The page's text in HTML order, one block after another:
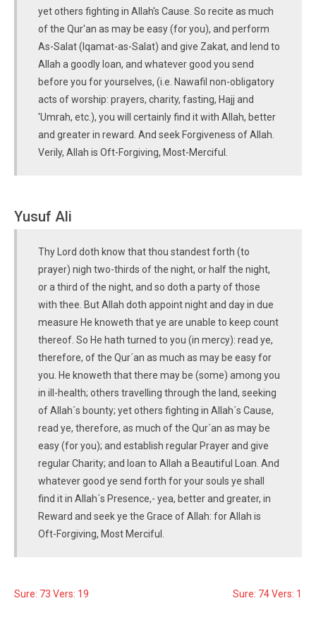
yet others fighting in Allah's Cause. So recite as much
of the Qur'an as may be easy (for you), and perform
As-Salat (Iqamat-as-Salat) and give Zakat, and lend to
Allah a goodly loan, and whatever good you send
before you for yourselves, (i.e. Nawafil non-obligatory
acts of worship: prayers, charity, fasting, Hajj and
'Umrah, etc.), you will certainly find it with Allah, better
and greater in reward. And seek Forgiveness of Allah.
Verily, Allah is Oft-Forgiving, Most-Merciful.
Yusuf Ali
Thy Lord doth know that thou standest forth (to
prayer) nigh two-thirds of the night, or half the night,
or a third of the night, and so doth a party of those
with thee. But Allah doth appoint night and day in due
measure He knoweth that ye are unable to keep count
thereof. So He hath turned to you (in mercy): read ye,
therefore, of the Qur´an as much as may be easy for
you. He knoweth that there may be (some) among you
in ill-health; others travelling through the land, seeking
of Allah´s bounty; yet others fighting in Allah´s Cause,
read ye, therefore, as much of the Qur´an as may be
easy (for you); and establish regular Prayer and give
regular Charity; and loan to Allah a Beautiful Loan. And
whatever good ye send forth for your souls ye shall
find it in Allah´s Presence,- yea, better and greater, in
Reward and seek ye the Grace of Allah: for Allah is
Oft-Forgiving, Most Merciful.
Sure: 73 Vers: 19 Sure: 74 Vers: 1